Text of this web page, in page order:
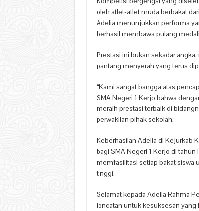
oleh atlet-atlet muda berbakat
Adelia menunjukkan performa
berhasil membawa pulang
Prestasi ini bukan sekadar
pantang menyerah yang terus
“Kami sangat bangga atas
SMA Negeri 1 Kerjo bahwa
meraih prestasi terbaik di
perwakilan pihak sekolah.
Keberhasilan Adelia di Kejurkab
bagi SMA Negeri 1 Kerjo di
memfasilitasi setiap bakat siswa
tinggi.
Selamat kepada Adelia Rahma
loncatan untuk kesuksesan yang